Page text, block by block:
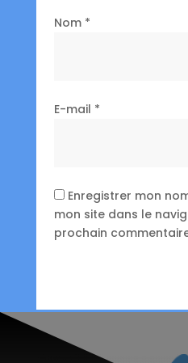
Nom *
E-mail *
Enregistrer mon
mon site dans le
prochain